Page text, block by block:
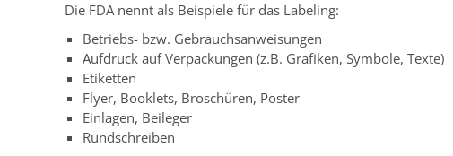
Die FDA nennt als Beispiele für das Labeling:
Betriebs- bzw. Gebrauchsanweisungen
Aufdruck auf Verpackungen (z.B. Grafiken, Symbole, Texte)
Etiketten
Flyer, Booklets, Broschüren, Poster
Einlagen, Beileger
Rundschreiben